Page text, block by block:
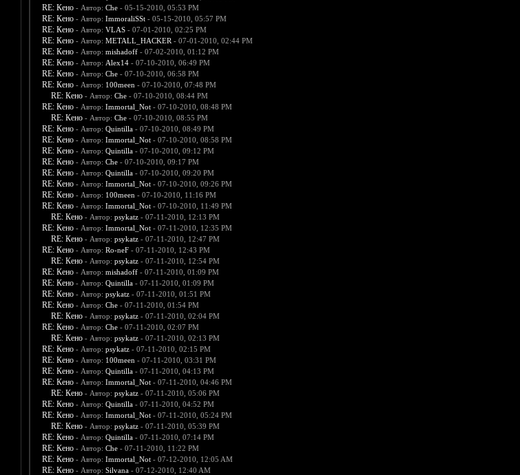
RE: Кено - Автор: Che- 05-15-2010, 05:53 PM
RE: Кено - Автор: ImmoraliSSt- 05-15-2010, 05:57 PM
RE: Кено - Автор: VLAS- 07-01-2010, 02:25 PM
RE: Кено - Автор: METALL_HACKER - 07-01-2010, 02:44 PM
RE: Кено - Автор: mishadoff- 07-02-2010, 01:12 PM
RE: Кено - Автор: Alex14- 07-10-2010, 06:49 PM
RE: Кено - Автор: Che- 07-10-2010, 06:58 PM
RE: Кено - Автор: 100meen - 07-10-2010, 07:48 PM
RE: Кено - Автор: Che- 07-10-2010, 08:44 PM
RE: Кено - Автор: Immortal_Not- 07-10-2010, 08:48 PM
RE: Кено - Автор: Che- 07-10-2010, 08:55 PM
RE: Кено - Автор: Quintilla- 07-10-2010, 08:49 PM
RE: Кено - Автор: Immortal_Not- 07-10-2010, 08:58 PM
RE: Кено - Автор: Quintilla- 07-10-2010, 09:12 PM
RE: Кено - Автор: Che- 07-10-2010, 09:17 PM
RE: Кено - Автор: Quintilla- 07-10-2010, 09:20 PM
RE: Кено - Автор: Immortal_Not- 07-10-2010, 09:26 PM
RE: Кено - Автор: 100meen - 07-10-2010, 11:16 PM
RE: Кено - Автор: Immortal_Not- 07-10-2010, 11:49 PM
RE: Кено - Автор: psykatz- 07-11-2010, 12:13 PM
RE: Кено - Автор: Immortal_Not- 07-11-2010, 12:35 PM
RE: Кено - Автор: psykatz- 07-11-2010, 12:47 PM
RE: Кено - Автор: Ro-neF- 07-11-2010, 12:43 PM
RE: Кено - Автор: psykatz- 07-11-2010, 12:54 PM
RE: Кено - Автор: mishadoff- 07-11-2010, 01:09 PM
RE: Кено - Автор: Quintilla- 07-11-2010, 01:09 PM
RE: Кено - Автор: psykatz- 07-11-2010, 01:51 PM
RE: Кено - Автор: Che- 07-11-2010, 01:54 PM
RE: Кено - Автор: psykatz- 07-11-2010, 02:04 PM
RE: Кено - Автор: Che- 07-11-2010, 02:07 PM
RE: Кено - Автор: psykatz- 07-11-2010, 02:13 PM
RE: Кено - Автор: psykatz- 07-11-2010, 02:15 PM
RE: Кено - Автор: 100meen - 07-11-2010, 03:31 PM
RE: Кено - Автор: Quintilla- 07-11-2010, 04:13 PM
RE: Кено - Автор: Immortal_Not- 07-11-2010, 04:46 PM
RE: Кено - Автор: psykatz- 07-11-2010, 05:06 PM
RE: Кено - Автор: Quintilla- 07-11-2010, 04:52 PM
RE: Кено - Автор: Immortal_Not- 07-11-2010, 05:24 PM
RE: Кено - Автор: psykatz- 07-11-2010, 05:39 PM
RE: Кено - Автор: Quintilla- 07-11-2010, 07:14 PM
RE: Кено - Автор: Che- 07-11-2010, 11:22 PM
RE: Кено - Автор: Immortal_Not- 07-12-2010, 12:05 AM
RE: Кено - Автор: Silvana- 07-12-2010, 12:40 AM